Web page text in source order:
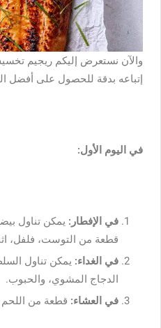
والآن نستعرض إليكم ريجيم
إتباعه بدقة للحصول على أفضل
في اليوم الأول:
في الإفطار: يمكن تناول
قطعة من التوست، فلفل،
في الغداء: يمكن تناول
الدجاج المشوي، والحبوب.
في العشاء: قطعة من